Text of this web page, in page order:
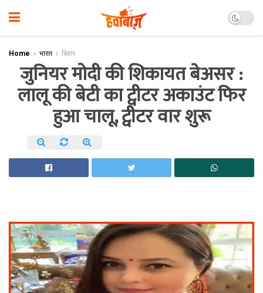
Home भारत बिहार
जुनियर मोदी की शिकायत बेअसर :
लालू की बेटी का ट्वीटर अकाउंट फिर
हुआ चालू, ट्वीटर वार शुरू